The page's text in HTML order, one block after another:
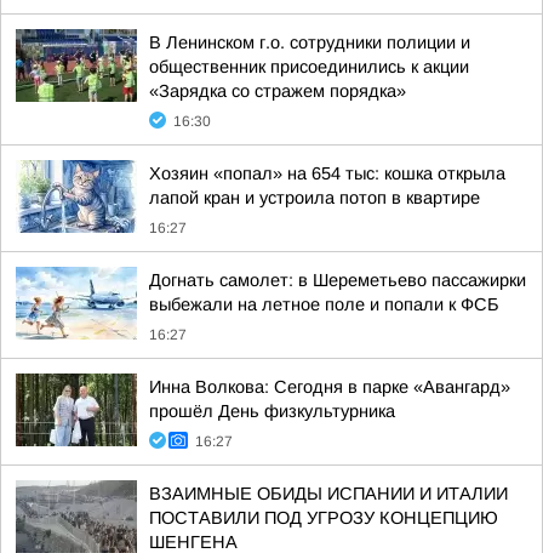
В Ленинском г.о. сотрудники полиции и
общественник присоединились к акции
«Зарядка со стражем порядка»
16:30
Хозяин «попал» на 654 тыс: кошка открыла
лапой кран и устроила потоп в квартире
16:27
Догнать самолет: в Шереметьево пассажирки
выбежали на летное поле и попали к ФСБ
16:27
Инна Волкова: Сегодня в парке «Авангард»
прошёл День физкультурника
16:27
ВЗАИМНЫЕ ОБИДЫ ИСПАНИИ И ИТАЛИИ
ПОСТАВИЛИ ПОД УГРОЗУ КОНЦЕПЦИЮ
ШЕНГЕНА